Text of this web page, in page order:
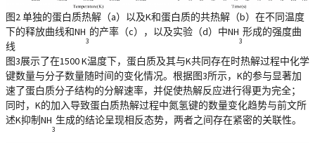
图2 单独的蛋白质热解（a）以及K和蛋白质的共热解（b）在不同温度
下的释放曲线和NH
3
的产率（c），以及实验（d）中NH
3
形成的强度曲
线
图3展示了在1500 K温度下，蛋白质及其与K共同存在时热解过程中化学
键数量与分子数量随时间的变化情况。根据图3所示，K的参与显著加
速了蛋白质分子结构的分解速率，并促使热解反应进行得更为完全；
同时，K的加入导致蛋白质热解过程中氮氢键的数量变化趋势与前文所
述K抑制NH
3
生成的结论呈现相反态势，两者之间存在紧密的关联性。